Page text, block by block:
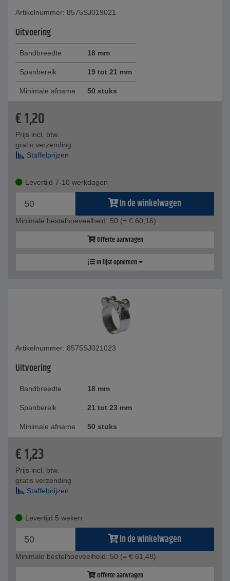
Artikelnummer: 8575SJ019021
Uitvoering
Bandbreedte 18 mm
Spanbereik 19 tot 21 mm
Minimale afname 50 stuks
€1,20
Prijs incl. btw.
gratis verzending
Staffelprijzen
Levertijd 7-10 werkdagen
In de winkelwagen
Minimale bestelhoeveelheid: 50 (= € 60,16)
Offerte aanvragen
In lijst opnemen
Artikelnummer: 8575SJ021023
Uitvoering
Bandbreedte 18 mm
Spanbereik 21 tot 23 mm
Minimale afname 50 stuks
€1,23
Prijs incl. btw.
gratis verzending
Staffelprijzen
Levertijd 5 weken
In de winkelwagen
Minimale bestelhoeveelheid: 50 (= € 61,48)
Offerte aanvragen